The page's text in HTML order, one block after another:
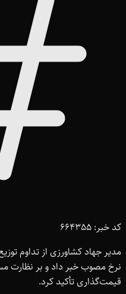
کد خبر: 664355
مدیر جهاد کشاورزی از تداوم
نرخ مصوب خبر داد و بر نظارت
قیمت‌گذاری تأکید کرد.